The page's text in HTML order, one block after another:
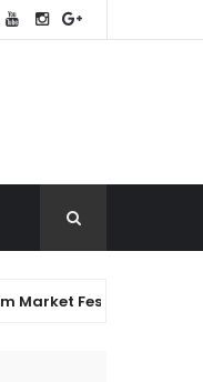
ชวนชิม ช้อป ของดีเมือง